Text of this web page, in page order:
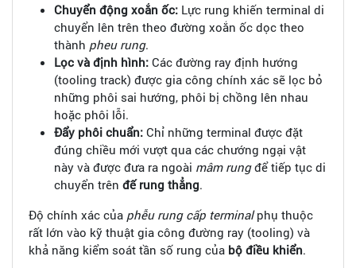
Chuyển động xoắn ốc: Lực rung khiến terminal di
chuyển lên trên theo đường xoắn ốc dọc theo
thành pheu rung.
Lọc và định hình: Các đường ray định hướng
(tooling track) được gia công chính xác sẽ lọc bỏ
những phôi sai hướng, phôi bị chồng lên nhau
hoặc phôi lỗi.
Đẩy phôi chuẩn: Chỉ những terminal được đặt
đúng chiều mới vượt qua các chướng ngại vật
này và được đưa ra ngoài mâm rungđể tiếp tục di
chuyển trên đế rung thẳng.
Độ chính xác của phễu rung cấp terminalphụ thuộc
rất lớn vào kỹ thuật gia công đường ray (tooling) và
khả năng kiểm soát tần số rung của bộ điều khiển.